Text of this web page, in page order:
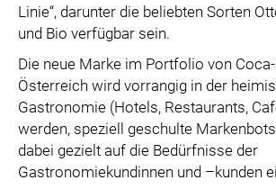
Linie“, darunter die beliebten Sorten
und Bio verfügbar sein.
Die neue Marke im Portfolio von
Österreich wird vorrangig in der
Gastronomie (Hotels, Restaurants,
werden, speziell geschulte
dabei gezielt auf die Bedürfnisse der
Gastronomiekundinnen und –kunden